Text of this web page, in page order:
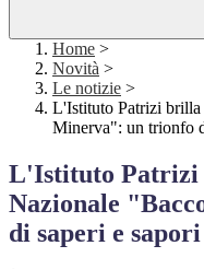
Home >
Novità >
Le notizie >
L'Istituto Patrizi
Minerva": un trionfo
L'Istituto Patrizi
Nazionale
di saperi e sapori